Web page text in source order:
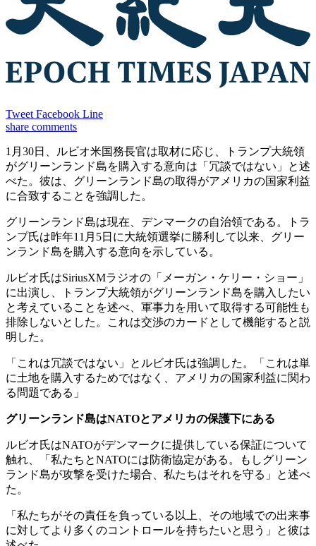
Tweet Facebook Line
share comments
1月30日、ルビオ米国務長官は取材に応じ、トランプ大統領
がグリーンランド島を購入する意向は「冗談ではない」と述
べた。彼は、グリーンランド島の取得がアメリカの国家利益
に合致することを強調した。
グリーンランド島は現在、デンマークの自治領である。トラ
ンプ氏は昨年11月5日に大統領選挙に勝利して以来、グリー
ンランド島を購入する意向を示している。
ルビオ氏はSiriusXMラジオの「メーガン・ケリー・ショー」
に出演し、トランプ大統領がグリーンランド島を購入したい
と考えていることを述べ、軍事力を用いて取得する可能性も
排除しないとした。これは交渉のカードとして機能すると説
明した。
「これは冗談ではない」とルビオ氏は強調した。「これは単
に土地を購入するためではなく、アメリカの国家利益に関わ
る問題である」
グリーンランド島はNATOとアメリカの保護下にある
ルビオ氏はNATOがデンマークに提供している保証について
触れ、「私たちとNATOには防衛協定がある。もしグリーン
ランド島が攻撃を受けた場合、私たちはそれを守る」と述べ
た。
「私たちがその責任を負っている以上、その地域での出来事
に対してより多くのコントロールを持ちたいと思う」と彼は